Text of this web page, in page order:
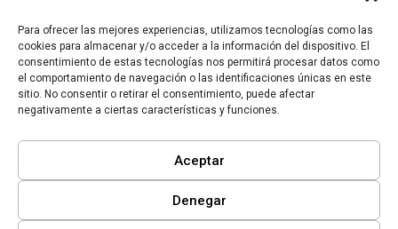
Para ofrecer las mejores experiencias, utilizamos tecnologías como las
cookies para almacenar y/o acceder a la información del dispositivo. El
consentimiento de estas tecnologías nos permitirá procesar datos como
el comportamiento de navegación o las identificaciones únicas en este
sitio. No consentir o retirar el consentimiento, puede afectar
negativamente a ciertas características y funciones.
Aceptar
Denegar
La entrega de premios fue conducida por el mentalistaJavier Botía, quien realizó con
gran éxito dos actuaciones para amenizar el evento. Como fin de acto, los patrocinadores
del evento y algunos colaboradores, participaron en un sorteo en el cual se repartieron
regalos de las empresas:La Clandestilería,Joalmi,Tormo,DondiVino,Gescobert
Quicklopd,AZZ Valencia Congress.Esta edición ha sido posible gracias al apoyo de las
entidades: